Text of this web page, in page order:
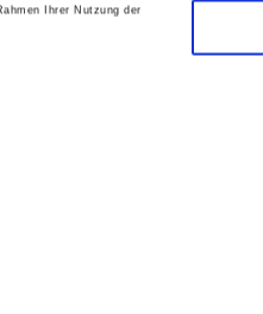
Ihrer Nutzung der